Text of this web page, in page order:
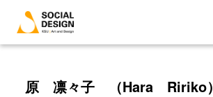
原 凛々子 （Hara Ririko）